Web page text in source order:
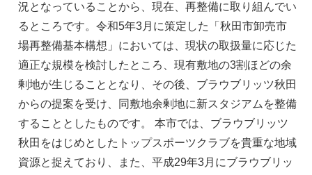
況となっていることから、現在、再整備に取り組んでい
るところです。令和5年3月に策定した「秋田市卸売市
場再整備基本構想」においては、現状の取扱量に応じた
適正な規模を検討したところ、現有敷地の3割ほどの余
剰地が生じることとなり、その後、ブラウブリッツ秋田
からの提案を受け、同敷地余剰地に新スタジアムを整備
することとしたものです。 本市では、ブラウブリッツ
秋田をはじめとしたトップスポーツクラブを貴重な地域
資源と捉えており、また、平成29年3月にブラウブリッ